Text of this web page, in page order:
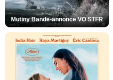
Mutiny Bande-annonce VO STFR